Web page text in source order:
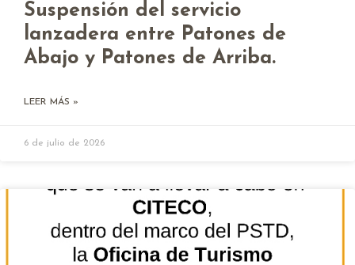
Suspensión del servicio
lanzadera entre Patones de
Abajo y Patones de Arriba.
LEER MÁS »
6 de julio de 2026